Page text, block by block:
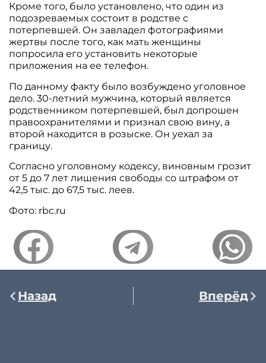
Кроме того, было установлено, что один из
подозреваемых состоит в родстве с
потерпевшей. Он завладел фотографиями
жертвы после того, как мать женщины
попросила его установить некоторые
приложения на ее телефон.
По данному факту было возбуждено уголовное
дело. 30-летний мужчина, который является
родственником потерпевшей, был допрошен
правоохранителями и признал свою вину, а
второй находится в розыске. Он уехал за
границу.
Согласно уголовному кодексу, виновным грозит
от 5 до 7 лет лишения свободы со штрафом от
42,5 тыс. до 67,5 тыс. леев.
Фото: rbc.ru
Назад Вперёд